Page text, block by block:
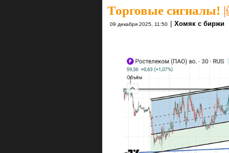
Торговые сигналы! |
09 декабря 2025, 11:50 Хомяк с биржи